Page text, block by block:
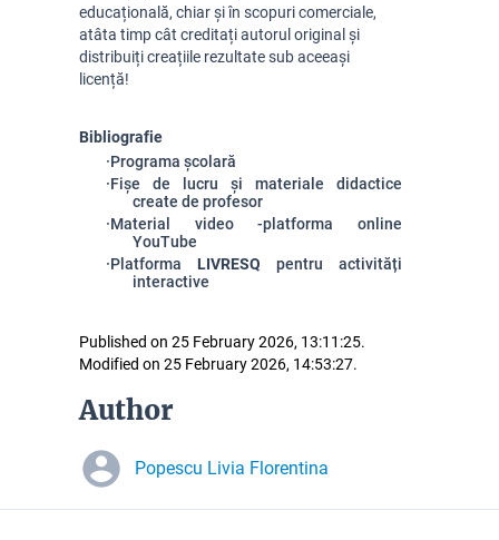
educațională, chiar și în scopuri comerciale,
atâta timp cât creditați autorul original și
distribuiți creațiile rezultate sub aceeași
licență!
Bibliografie
·Programa școlară
·Fișe de lucru și materiale didactice
create de profesor
·Material video -platforma online
YouTube
·Platforma LIVRESQ pentru activități
interactive
Published on 25 February 2026, 13:11:25.
Modified on 25 February 2026, 14:53:27.
Author
Popescu Livia Florentina